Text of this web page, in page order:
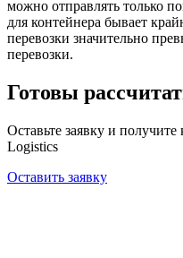
можно отправлять только
для контейнера бывает
перевозки значительно
перевозки.
Готовы
Оставьте заявку и
Logistics
Оставить заявку